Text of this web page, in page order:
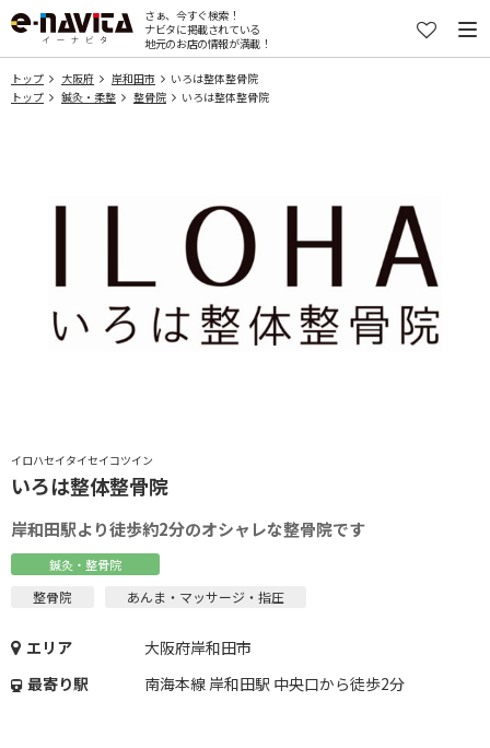
さぁ、今すぐ検索！
ナビタに掲載されている
地元のお店の情報が満載！
トップ 大阪府 岸和田市
いろは整体整骨院
トップ
鍼灸・柔整 整骨院 いろは整体整骨院
イロハセイタイセイコツイン
いろは整体整骨院
岸和田駅より徒歩約2分のオシャレな整骨院です
鍼灸・整骨院
整骨院 あんま・マッサージ・指圧
エリア
大阪府岸和田市
最寄り駅
南海本線 岸和田駅 中央口から徒歩2分